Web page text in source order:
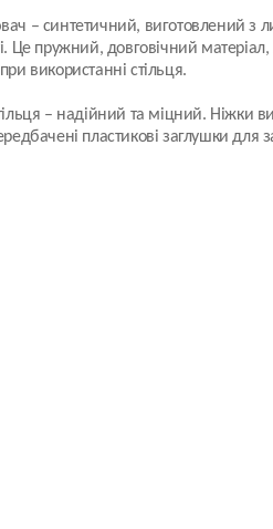
– синтетичний, виготовлений з
Це пружний, довговічний
використанні стільця.
– надійний та міцний. Ніжки
пластикові заглушки для